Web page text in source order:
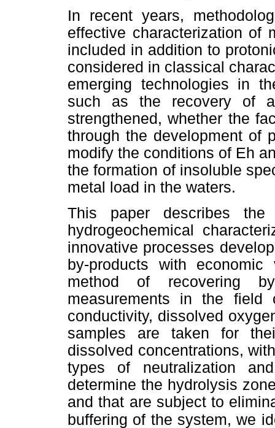
In recent years,
effective characterization of
included in addition to
considered in classical
emerging technologies in
such as the recovery of
strengthened, whether the
through the development of
modify the conditions of Eh
the formation of insoluble
metal load in the waters.
This paper describes
hydrogeochemical
innovative processes
by-products with
method of recovering
measurements in the field
conductivity, dissolved
samples are taken for
dissolved concentrations,
types of neutralization
determine the hydrolysis
and that are subject to
buffering of the system, we